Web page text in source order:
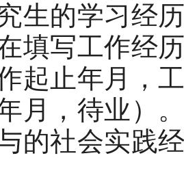
生的学习经
填写工作经
作起止年月，
月，待业）
的社会实践